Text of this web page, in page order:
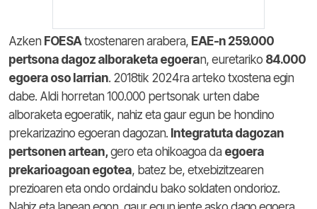
Azken FOESAtxostenaren arabera, EAE-n 259.000
pertsona dagoz alboraketa egoeran, euretariko 84.000
egoera oso larrian. 2018tik 2024ra arteko txostena egin
dabe. Aldi horretan 100.000 pertsonak urten dabe
alboraketa egoeratik, nahiz eta gaur egun be hondino
prekarizazino egoeran dagozan. Integratuta dagozan
pertsonen artean, gero eta ohikoagoa da egoera
prekarioagoan egotea, batez be, etxebizitzearen
prezioaren eta ondo ordaindu bako soldaten ondorioz.